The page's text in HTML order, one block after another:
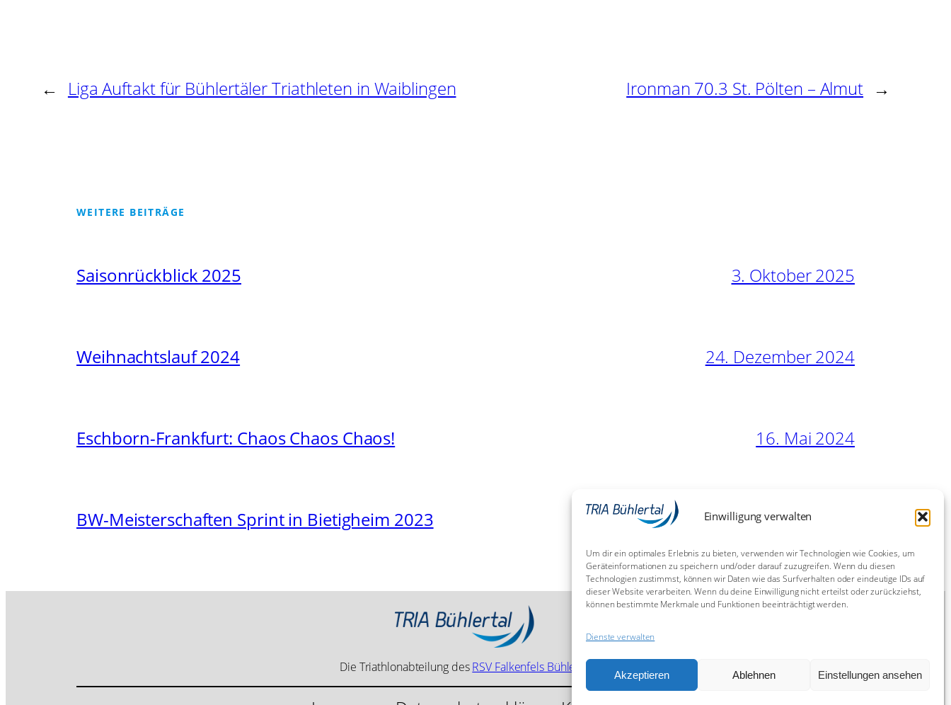
Einwilligung verwalten
Um dir ein optimales Erlebnis zu bieten, verwenden wir Technologien wie Cookies, um
Geräteinformationen zu speichern und/oder darauf zuzugreifen. Wenn du diesen
Technologien zustimmst, können wir Daten wie das Surfverhalten oder eindeutige IDs auf
dieser Website verarbeiten. Wenn du deine Einwilligung nicht erteilst oder zurückziehst,
können bestimmte Merkmale und Funktionen beeinträchtigt werden.
Dienste verwalten
Akzeptieren Ablehnen Einstellungen ansehen
← Liga Auftakt für Bühlertäler Triathleten in Waiblingen Ironman 70.3 St. Pölten – Almut →
WEITERE BEITRÄGE
Saisonrückblick 2025 3. Oktober 2025
Weihnachtslauf 2024 24. Dezember 2024
Eschborn-Frankfurt: Chaos Chaos Chaos! 16. Mai 2024
BW-Meisterschaften Sprint in Bietigheim 2023 9. Juli 2023
Die Triathlonabteilung desRSV Falkenfels Bühlertal